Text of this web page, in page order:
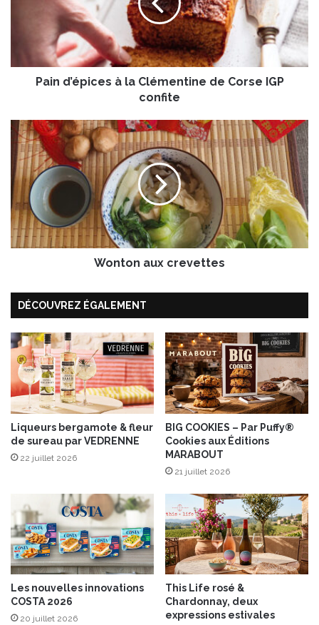
i
à
C
l
é
m
e
n
n
d
e
C
r
s
e
I
G
P
f
i
t
e
Pain d’épices à la Clémentine de Corse IGP
confite
W
o
n
a
u
x
e
t
t
s
Wonton aux crevettes
DÉCOUVREZ ÉGALEMENT
Liqueurs bergamote & fleur
de sureau par VEDRENNE
22 juillet 2026
BIG COOKIES – Par Puffy®
Cookies aux Éditions
MARABOUT
21 juillet 2026
Les nouvelles innovations
COSTA 2026
20 juillet 2026
This Life rosé &
Chardonnay, deux
expressions estivales